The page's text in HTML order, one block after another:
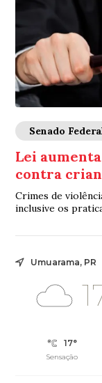
Senado
Lei
contra
Crimes de
inclusive os
Umuarama, PR
17°
Sensação